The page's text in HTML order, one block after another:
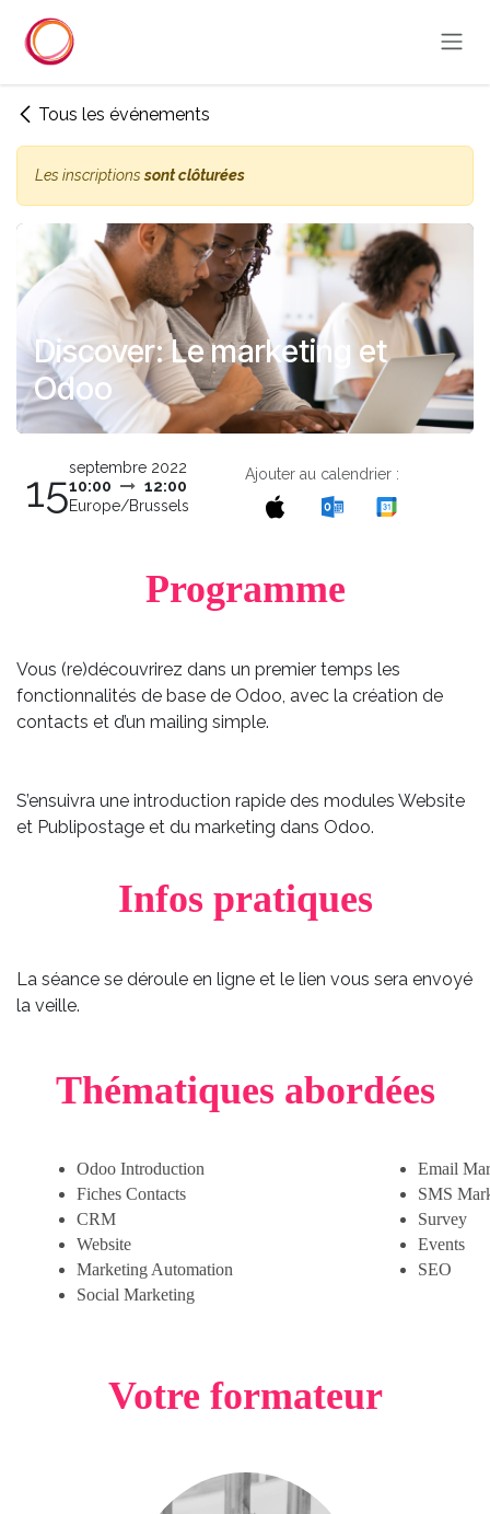
Tous les événements
Les inscriptionssont clôturées
Discover: Le marketing et
Odoo
15septembre 2022
10:00
12:00
Europe/Brussels
Ajouter au calendrier :
Programme
Vous (re)découvrirez dans un premier temps les
fonctionnalités de base de Odoo, avec la création de
contacts et d’un mailing simple.
S’ensuivra une introduction rapide des modules Website
et Publipostage et du marketing dans Odoo.
Infos pratiques
La séance se déroule en ligne et le lien vous sera envoyé
la veille.
Thématiques abordées
Odoo Introduction
Fiches Contacts
CRM
Website
Marketing Automation
Social Marketing
Email
SMS
Survey
Events
SEO
Votre formateur